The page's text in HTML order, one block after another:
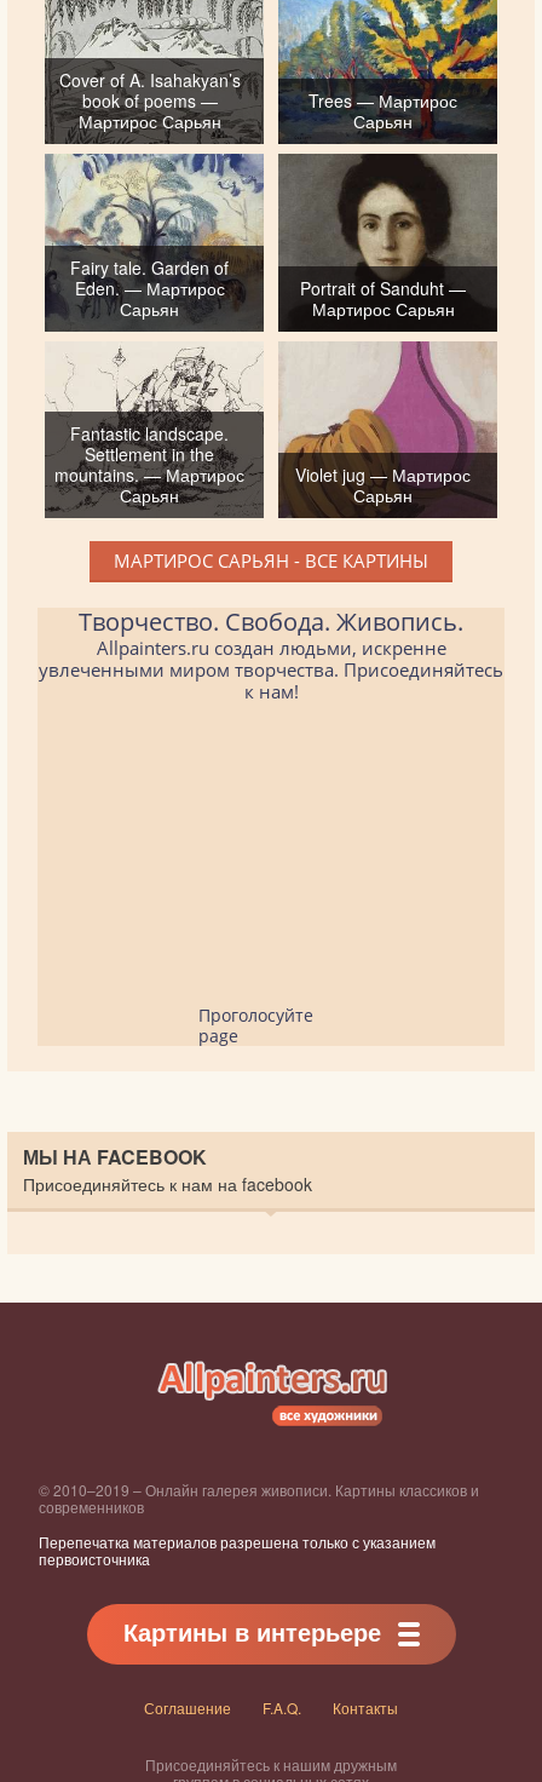
Cover of A. Isahakyan’s
book of poems —
Мартирос Сарьян
Trees — Мартирос
Сарьян
Fairy tale. Garden of
Eden. — Мартирос
Сарьян
Portrait of Sanduht —
Мартирос Сарьян
Fantastic landscape.
Settlement in the
mountains. — Мартирос
Сарьян
Violet jug — Мартирос
Сарьян
МАРТИРОС САРЬЯН - ВСЕ КАРТИНЫ
Творчество. Свобода. Живопись.
Allpainters.ru создан людьми, искренне
увлеченными миром творчества. Присоединяйтесь
к нам!
Проголосуйте
page
МЫ НА FACEBOOK
Присоединяйтесь к нам на facebook
© 2010–2019 – Онлайн галерея живописи. Картины классиков и
современников
Перепечатка материалов разрешена только с указанием
первоисточника
Картины в интерьере
Соглашение F.A.Q. Контакты
Присоединяйтесь к нашим дружным